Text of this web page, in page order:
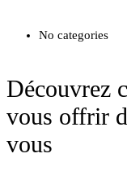
No categories
Découvrez
vous offrir
vous